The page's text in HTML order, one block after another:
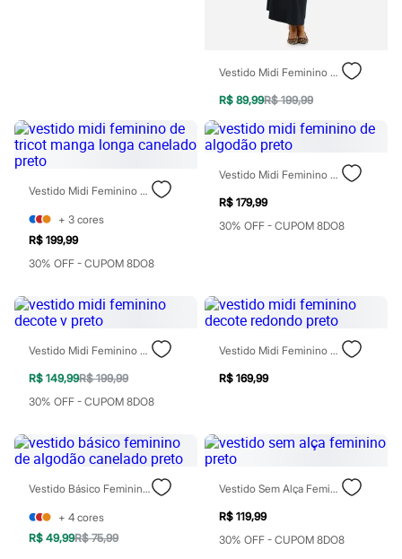
Chapéus e Bonés
Cintos
Carteiras
Óculos
Relógios
Calçados
Botas
Chinelos
Sapatos
Sandálias e Papetes
Moda esportiva
Acessórios
Bermudas
Camisetas
Calças
Calçados
Regatas
Moda íntima
Meias
Pijamas
Moda praia
Personagens
Blusas e Camisetas
Calças
Vestido Midi Feminino Franzido Preto
R$ 89,99R$ 199,99
Vestido Midi Feminino De Tricot Manga Longa Canelado Preto
+ 3 cores
R$ 199,99
30% OFF - CUPOM 8DO8
Vestido Midi Feminino De Algodão Preto
R$ 179,99
30% OFF - CUPOM 8DO8
Vestido Midi Feminino Decote V Preto
R$ 149,99R$ 199,99
30% OFF - CUPOM 8DO8
Vestido Midi Feminino Decote Redondo Preto
R$ 169,99
Vestido Básico Feminino De Algodão Canelado Preto
+ 4 cores
R$ 49,99R$ 75,99
Vestido Sem Alça Feminino Preto
R$ 119,99
30% OFF - CUPOM 8DO8